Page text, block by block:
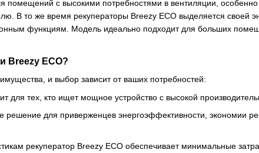
помещений с высокими потребностями в вентиляции,
В то же время рекуператоры Breezy ECO выделяется своей
функциям. Модель идеально подходит для больших
Breezy ECO?
и выбор зависит от ваших потребностей:
для тех, кто ищет мощное устройство с высокой
решение для приверженцев энергоэффективности, экономии
рекуператор Breezy ECO обеспечивает минимальные